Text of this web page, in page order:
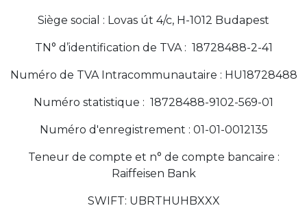
Siège social : Lovas út 4/c, H-1012 Budapest
TN° d’identification de TVA : 18728488-2-41
Numéro de TVA Intracommunautaire : HU18728488
Numéro statistique : 18728488-9102-569-01
Numéro d'enregistrement : 01-01-0012135
Teneur de compte et n° de compte bancaire :
Raiffeisen Bank
SWIFT: UBRTHUHBXXX